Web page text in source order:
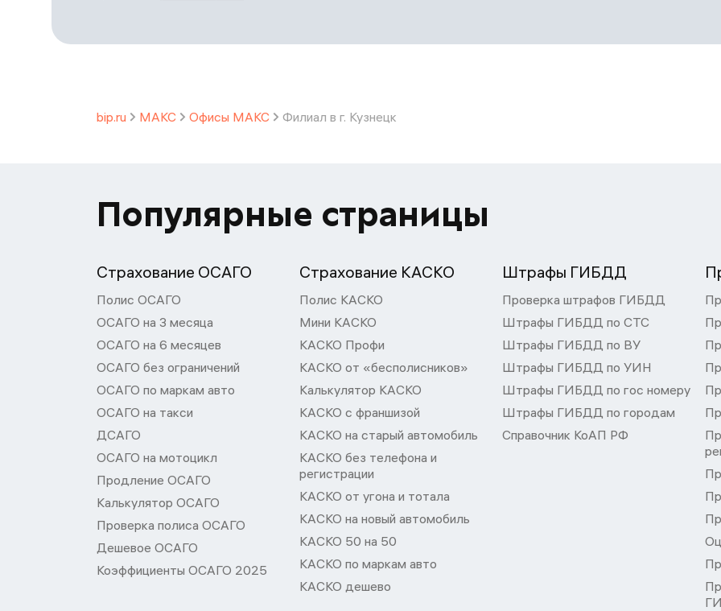
bip.ru МАКС Офисы МАКС Филиал в г. Кузнецк
Популярные страницы
Страхование ОСАГО
Полис ОСАГО
ОСАГО на 3 месяца
ОСАГО на 6 месяцев
ОСАГО без ограничений
ОСАГО по маркам авто
ОСАГО на такси
ДСАГО
ОСАГО на мотоцикл
Продление ОСАГО
Калькулятор ОСАГО
Проверка полиса ОСАГО
Дешевое ОСАГО
Коэффициенты ОСАГО 2025
Страхование КАСКО
Полис КАСКО
Мини КАСКО
КАСКО Профи
КАСКО от «бесполисников»
Калькулятор КАСКО
КАСКО с франшизой
КАСКО на старый автомобиль
КАСКО без телефона и
регистрации
КАСКО от угона и тотала
КАСКО на новый автомобиль
КАСКО 50 на 50
КАСКО по маркам авто
КАСКО дешево
Штрафы ГИБДД
Проверка штрафов ГИБДД
Штрафы ГИБДД по СТС
Штрафы ГИБДД по ВУ
Штрафы ГИБДД по УИН
Штрафы ГИБДД по гос номеру
Штрафы ГИБДД по городам
Справочник КоАП РФ